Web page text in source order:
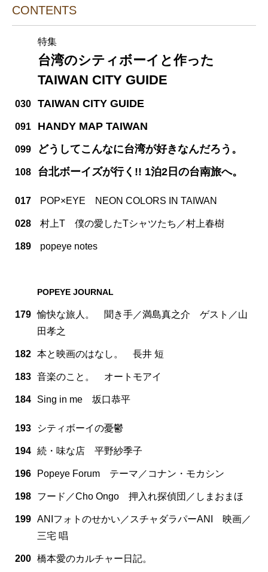
CONTENTS
特集
台湾のシティボーイと作った
TAIWAN CITY GUIDE
030 TAIWAN CITY GUIDE
091 HANDY MAP TAIWAN
099 どうしてこんなに台湾が好きなんだろう。
108 台北ボーイズが行く!! 1泊2日の台南旅へ。
017 POP×EYE NEON COLORS IN TAIWAN
028 村上T 僕の愛したTシャツたち／村上春樹
189 popeye notes
POPEYE JOURNAL
179 愉快な旅人。 聞き手／満島真之介 ゲスト／山
田孝之
182 本と映画のはなし。 長井 短
183 音楽のこと。 オートモアイ
184 Sing in me 坂口恭平
193 シティボーイの憂鬱
194 続・味な店 平野紗季子
196 Popeye Forum テーマ／コナン・モカシン
198 フード／Cho Ongo 押入れ探偵団／しまおまほ
199 ANIフォトのせかい／スチャダラパーANI 映画／
三宅 唱
200 橋本愛のカルチャー日記。